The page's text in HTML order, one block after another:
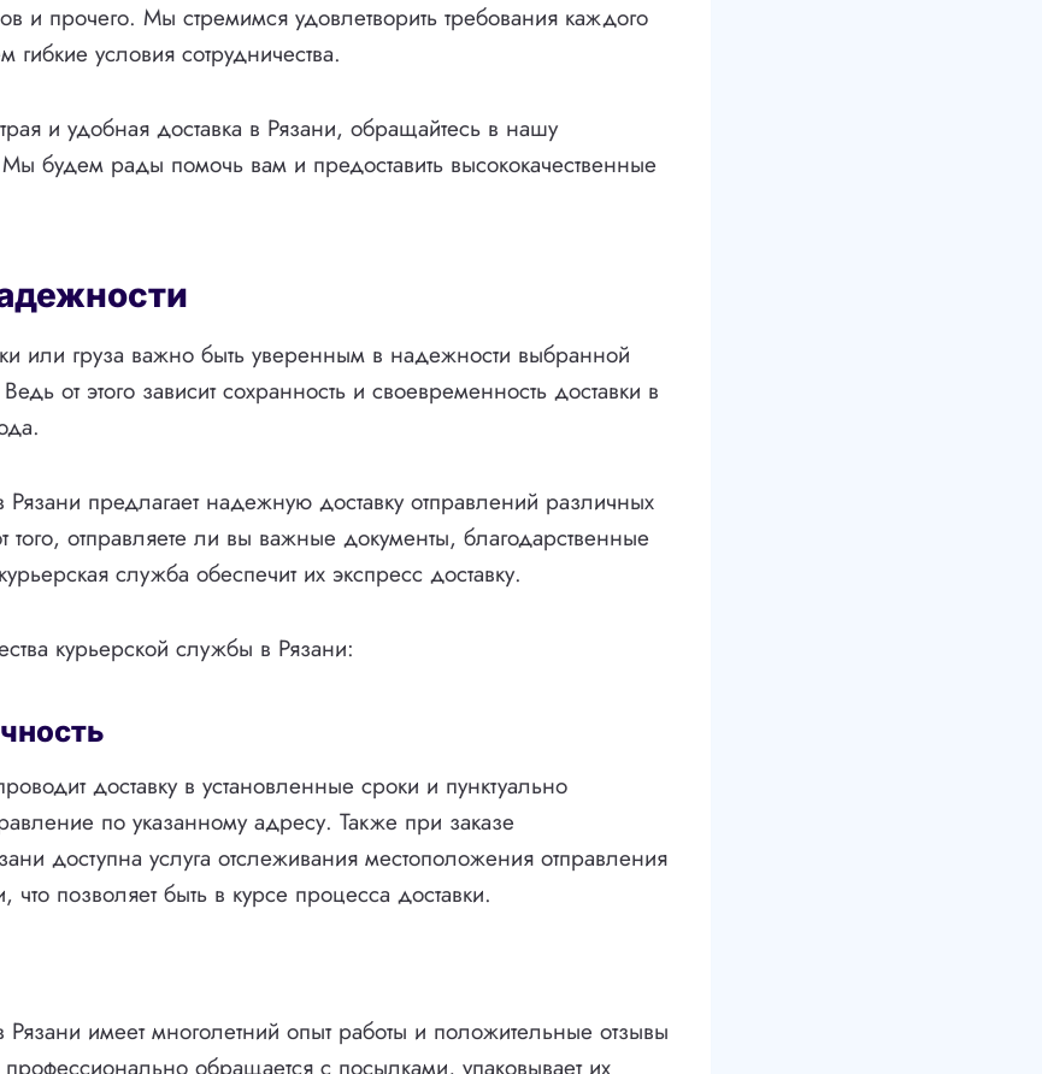
и прочего. Мы стремимся удовлетворить требования каждого
гибкие условия сотрудничества.
и удобная доставка в Рязани, обращайтесь в нашу
будем рады помочь вам и предоставить высококачественные
или груза важно быть уверенным в надежности выбранной
от этого зависит сохранность и своевременность доставки в
Рязани предлагает надежную доставку отправлений различных
того, отправляете ли вы важные документы, благодарственные
служба обеспечит их экспресс доставку.
курьерской службы в Рязани:
доставку в установленные сроки и пунктуально
по указанному адресу. Также при заказе
доступна услуга отслеживания местоположения отправления
позволяет быть в курсе процесса доставки.
Рязани имеет многолетний опыт работы и положительные отзывы